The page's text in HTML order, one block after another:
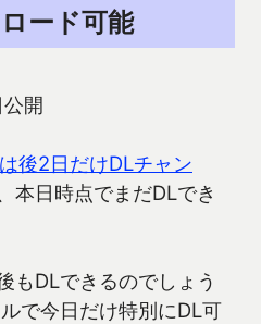
ード可能
開
後2日だけDLチャン
本日時点でまだDLでき
もDLできるのでしょう
で今日だけ特別にDL可